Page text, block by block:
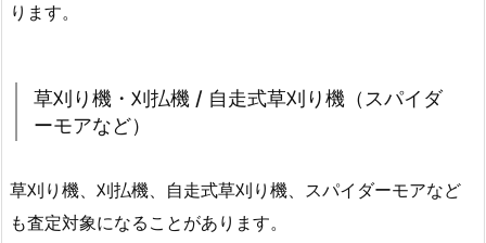
ります。
草刈り機・刈払機 / 自走式草刈り機（スパイダ
ーモアなど）
草刈り機、刈払機、自走式草刈り機、スパイダーモアなど
も査定対象になることがあります。